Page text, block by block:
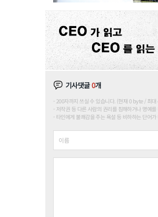
기사댓글0개
200자까지 쓰실 수 있습니다. (현재 0 byte / 최
저작권 등 다른 사람의 권리를 침해하거나 명예
타인에게 불쾌감을 주는 욕설 등 비하하는 단어